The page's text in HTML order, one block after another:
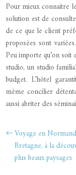
Pour mieux connaitre
solution est de
de ce que le client
proposées sont
Peu importe qu’on
studio, un studio
budget. L’hôtel
même concilier
aussi abriter des
Voyage en
Bretagne, à la
plus beaux paysages